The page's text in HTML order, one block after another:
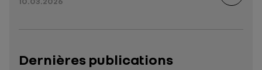
Dernières publications